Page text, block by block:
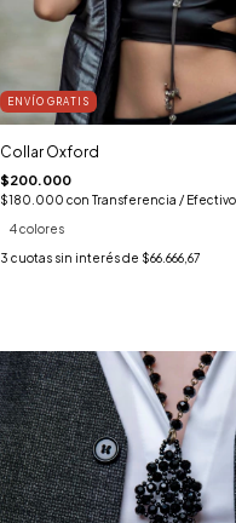
ENVÍO GRATIS
Collar Oxford
$200.000
$180.000 con Transferencia / Efectivo
4 colores
3 cuotas sin interés de $66.666,67